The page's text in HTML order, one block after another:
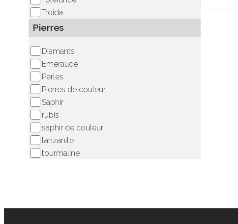
Troida
Pierres
Diamants
Emeraude
Perles
Pierres de couleur
Saphir
rubis
saphir de couleur
tanzanite
tourmaline